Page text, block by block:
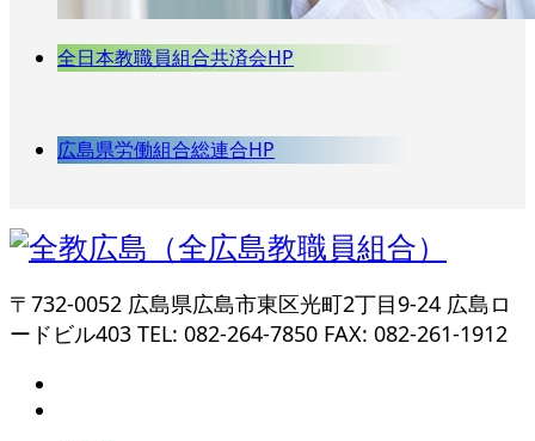
全日本教職員組合共済会HP
広島県労働組合総連合HP
〒732-0052 広島県広島市東区光町2丁目9-24 広島ロ
ードビル403 TEL: 082-264-7850 FAX: 082-261-1912